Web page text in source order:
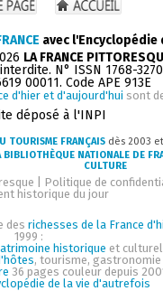
avec
LA FRANCE
N° ISSN 1768-
00011. Code APE 913E
d'hier et d'aujourd'hui sont
déposé à l'INPI
TOURISME FRANÇAIS dès 2003
BIBLIOTHÈQUE NATIONALE DE
CULTURE
Politique de
historique du jour
des richesses de la France
1999 :
historique et
, tourisme, gastronomie
36 pages couleur depuis
de la vie d'autrefois